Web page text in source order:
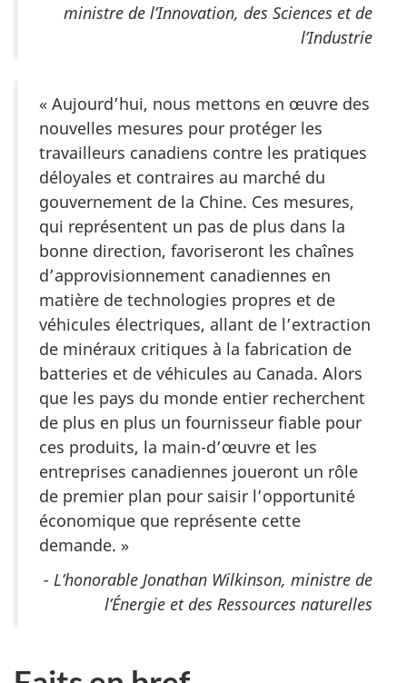
ministre de l’Innovation, des Sciences et de
l’Industrie
« Aujourd’hui, nous mettons en œuvre des
nouvelles mesures pour protéger les
travailleurs canadiens contre les pratiques
déloyales et contraires au marché du
gouvernement de la Chine. Ces mesures,
qui représentent un pas de plus dans la
bonne direction, favoriseront les chaînes
d’approvisionnement canadiennes en
matière de technologies propres et de
véhicules électriques, allant de l’extraction
de minéraux critiques à la fabrication de
batteries et de véhicules au Canada. Alors
que les pays du monde entier recherchent
de plus en plus un fournisseur fiable pour
ces produits, la main-d’œuvre et les
entreprises canadiennes joueront un rôle
de premier plan pour saisir l’opportunité
économique que représente cette
demande. »
- L’honorable Jonathan Wilkinson, ministre de
l’Énergie et des Ressources naturelles